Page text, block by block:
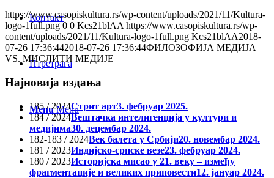
Контакт
Птретрага
Menu Menu
https://www.casopiskultura.rs/wp-content/uploads/2021/11/Kultura-
logo-1full.png 0 0 Kcs21blAA https://www.casopiskultura.rs/wp-
content/uploads/2021/11/Kultura-logo-1full.png Kcs21blAA2018-
07-26 17:36:442018-07-26 17:36:44ФИЛОЗОФИЈА МЕДИЈА
VS. МИСЛИТИ МЕДИЈЕ
Најновија издања
185 / 2024Стрит арт3. фебруар 2025.
184 / 2024Вештачка интелигенција у култури и
медијима30. децембар 2024.
182-183 / 2024Век балета у Србији20. новембар 2024.
181 / 2023Индијско-српске везе23. фебруар 2024.
180 / 2023Историјска мисао у 21. веку – између
фрагментације и великих приповести12. јануар 2024.